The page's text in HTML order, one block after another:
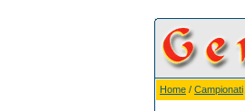
Home / Campionati